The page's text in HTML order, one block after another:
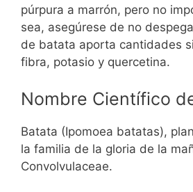
púrpura a marrón, pero no
sea, asegúrese de no
de batata aporta cantidades
fibra, potasio y quercetina.
Nombre Científico
Batata (Ipomoea batatas),
la familia de la gloria de la
Convolvulaceae.